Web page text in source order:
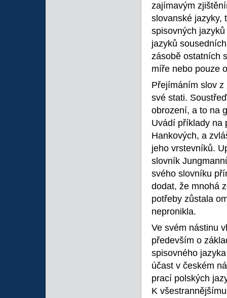
zajímavým
slovanské jazyky,
spisovných
jazyků
zásobě ostatních
míře nebo pouze
Přejímáním slov z
své stati.
obrození, a to na
Uvádí příklady na
Hankových, a
jeho vrstevníků.
slovník
svého slovníku
dodat, že mnohá
potřeby zůstala
nepronikla.
Ve svém nástinu
především o
spisovného
účast v českém
prací polských
K